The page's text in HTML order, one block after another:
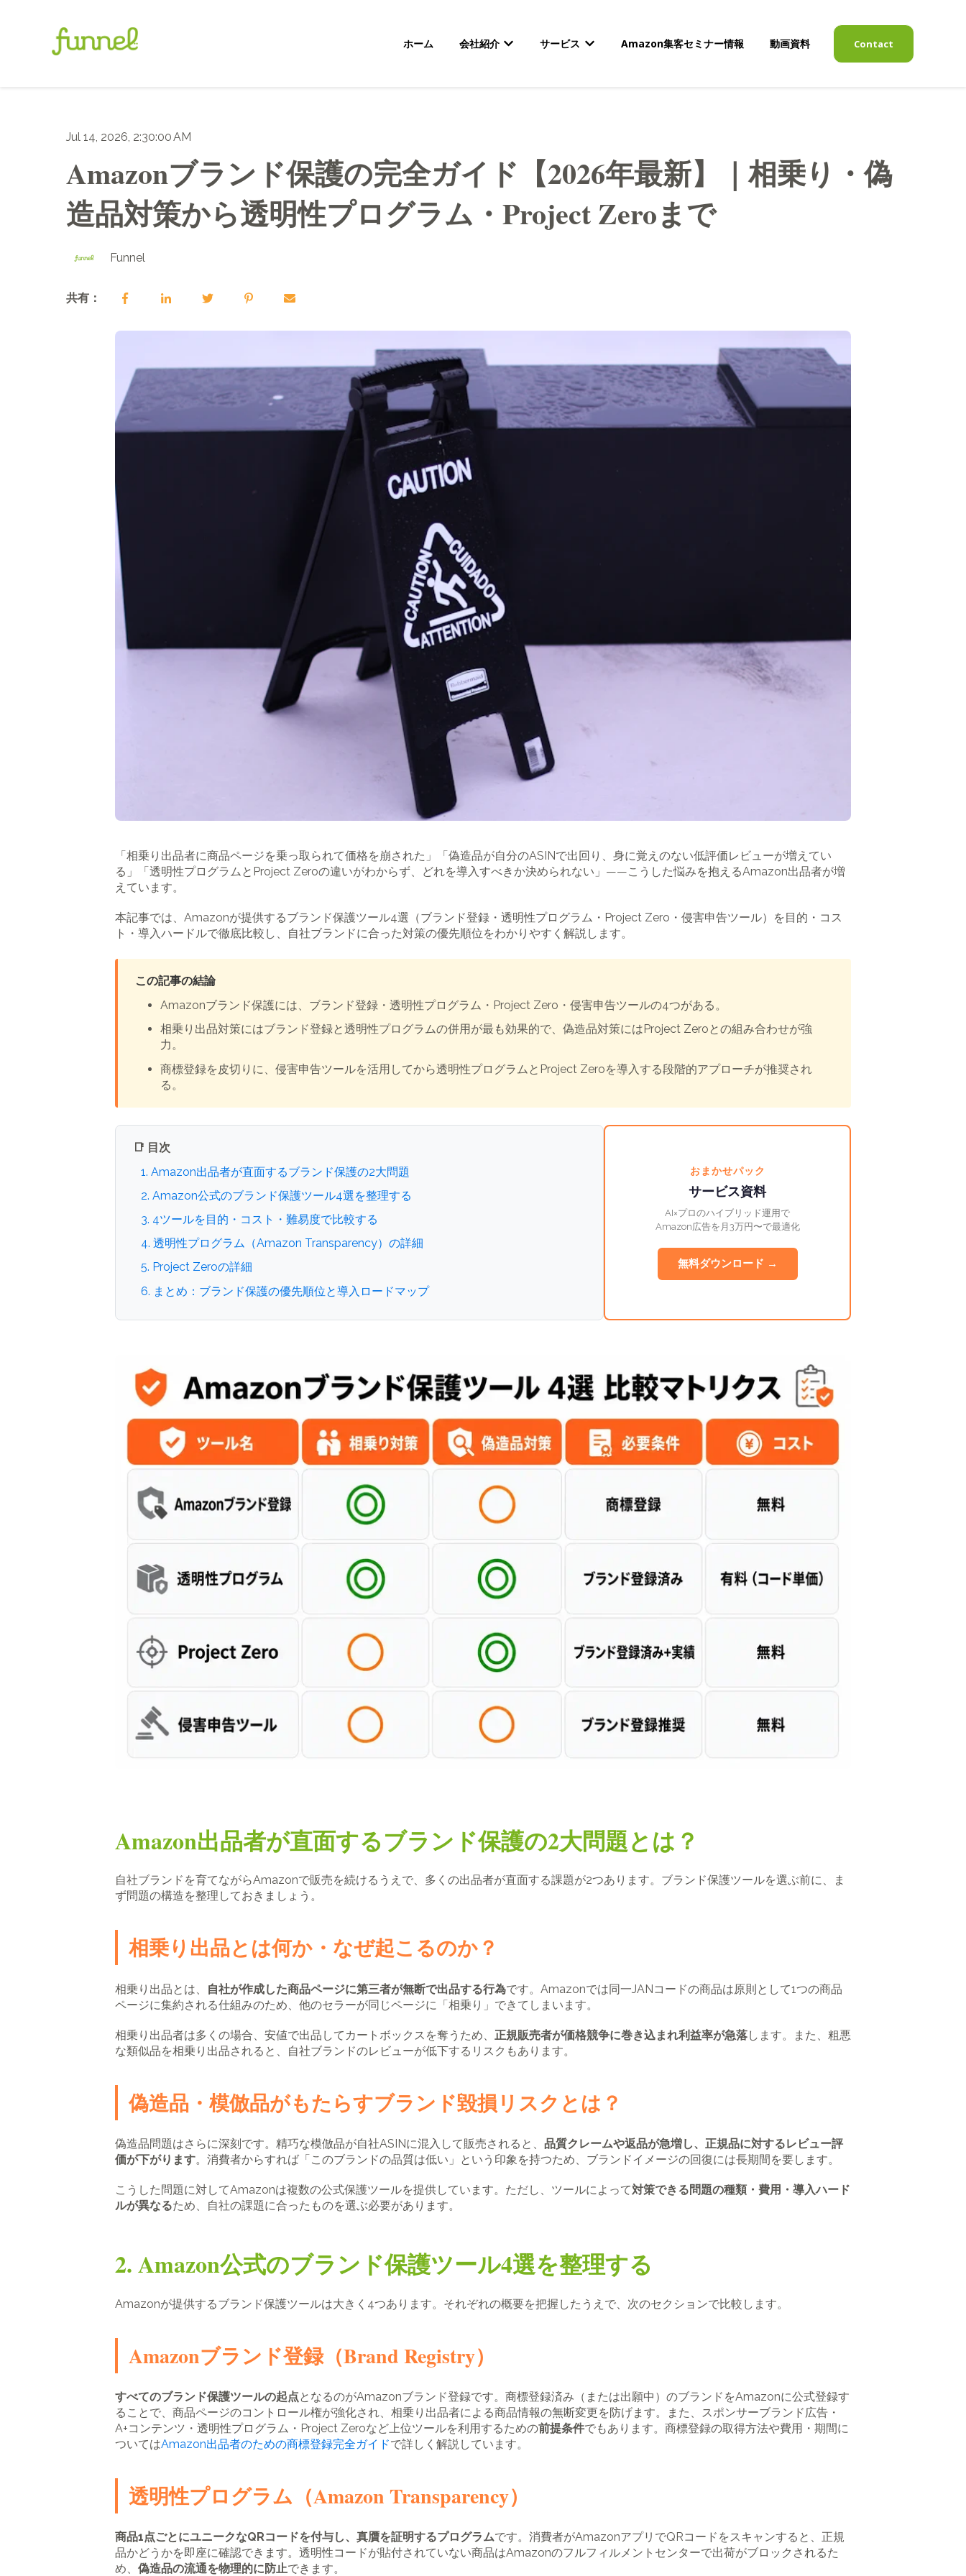
ホーム 会社紹介
会社紹介のサブメニューを表示
サービス
サービスのサブメニューを表示
Amazon集客セミナー情報 動画資料 Contact
Jul 14, 2026, 2:30:00 AM
Amazonブランド保護の完全ガイド【2026年最新】｜相乗り・偽
造品対策から透明性プログラム・Project Zeroまで
Funnel
共有：
「相乗り出品者に商品ページを乗っ取られて価格を崩された」「偽造品が自分のASINで出回り、身に覚えのない低評価レビューが増えてい
る」「透明性プログラムとProject Zeroの違いがわからず、どれを導入すべきか決められない」——こうした悩みを抱えるAmazon出品者が増
えています。
本記事では、Amazonが提供するブランド保護ツール4選（ブランド登録・透明性プログラム・Project Zero・侵害申告ツール）を目的・コス
ト・導入ハードルで徹底比較し、自社ブランドに合った対策の優先順位をわかりやすく解説します。
この記事の結論
Amazonブランド保護には、ブランド登録・透明性プログラム・Project Zero・侵害申告ツールの4つがある。
相乗り出品対策にはブランド登録と透明性プログラムの併用が最も効果的で、偽造品対策にはProject Zeroとの組み合わせが強
力。
商標登録を皮切りに、侵害申告ツールを活用してから透明性プログラムとProject Zeroを導入する段階的アプローチが推奨され
る。
📑 目次
1. Amazon出品者が直面するブランド保護の2大問題
2. Amazon公式のブランド保護ツール4選を整理する
3. 4ツールを目的・コスト・難易度で比較する
4. 透明性プログラム（Amazon Transparency）の詳細
5. Project Zeroの詳細
6. まとめ：ブランド保護の優先順位と導入ロードマップ
おまかせパック
サービス資料
AI×プロのハイブリッド運用で
Amazon広告を月3万円〜で最適化
無料ダウンロード →
Amazon出品者が直面するブランド保護の2大問題とは？
自社ブランドを育てながらAmazonで販売を続けるうえで、多くの出品者が直面する課題が2つあります。ブランド保護ツールを選ぶ前に、ま
ず問題の構造を整理しておきましょう。
相乗り出品とは何か・なぜ起こるのか？
相乗り出品とは、 自社が作成した商品ページに第三者が無断で出品する行為です。Amazonでは同一JANコードの商品は原則として1つの商品
ページに集約される仕組みのため、他のセラーが同じページに「相乗り」できてしまいます。
相乗り出品者は多くの場合、安値で出品してカートボックスを奪うため、 正規販売者が価格競争に巻き込まれ利益率が急落します。また、粗悪
な類似品を相乗り出品されると、自社ブランドのレビューが低下するリスクもあります。
偽造品・模倣品がもたらすブランド毀損リスクとは？
偽造品問題はさらに深刻です。精巧な模倣品が自社ASINに混入して販売されると、 品質クレームや返品が急増し、正規品に対するレビュー評
価が下がります。消費者からすれば「このブランドの品質は低い」という印象を持つため、ブランドイメージの回復には長期間を要します。
こうした問題に対してAmazonは複数の公式保護ツールを提供しています。ただし、ツールによって対策できる問題の種類・費用・導入ハード
ルが異なるため、自社の課題に合ったものを選ぶ必要があります。
2. Amazon公式のブランド保護ツール4選を整理する
Amazonが提供するブランド保護ツールは大きく4つあります。それぞれの概要を把握したうえで、次のセクションで比較します。
Amazonブランド登録（Brand Registry）
すべてのブランド保護ツールの起点となるのがAmazonブランド登録です。商標登録済み（または出願中）のブランドをAmazonに公式登録す
ることで、商品ページのコントロール権が強化され、相乗り出品者による商品情報の無断変更を防げます。また、スポンサーブランド広告・
A+コンテンツ・透明性プログラム・Project Zeroなど上位ツールを利用するための前提条件でもあります。商標登録の取得方法や費用・期間に
ついてはAmazon出品者のための商標登録完全ガイドで詳しく解説しています。
透明性プログラム（Amazon Transparency）
商品1点ごとにユニークなQRコードを付与し、真贋を証明するプログラムです。消費者がAmazonアプリでQRコードをスキャンすると、正規
品かどうかを即座に確認できます。透明性コードが貼付されていない商品はAmazonのフルフィルメントセンターで出荷がブロックされるた
め、 偽造品の流通を物理的に防止できます。